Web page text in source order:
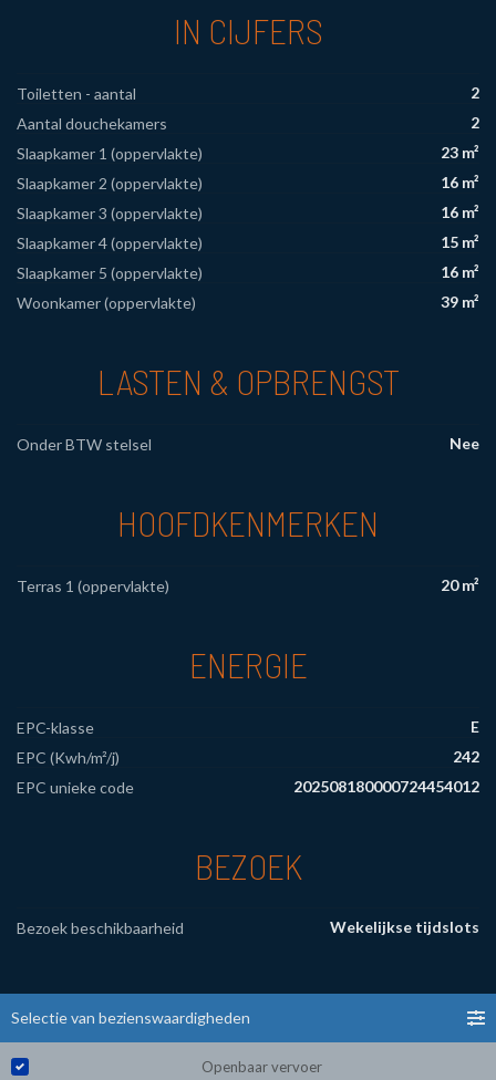
IN CIJFERS
Toiletten - aantal
2
Aantal douchekamers
2
Slaapkamer 1 (oppervlakte)
23 m²
Slaapkamer 2 (oppervlakte)
16 m²
Slaapkamer 3 (oppervlakte)
16 m²
Slaapkamer 4 (oppervlakte)
15 m²
Slaapkamer 5 (oppervlakte)
16 m²
Woonkamer (oppervlakte)
39 m²
LASTEN & OPBRENGST
Onder BTW stelsel Nee
HOOFDKENMERKEN
Terras 1 (oppervlakte) 20 m²
ENERGIE
EPC-klasse
E
EPC (Kwh/m²/j)
242
EPC unieke code
202508180000724454012
BEZOEK
Bezoek beschikbaarheid Wekelijkse tijdslots
Selectie van bezienswaardigheden
Openbaar vervoer